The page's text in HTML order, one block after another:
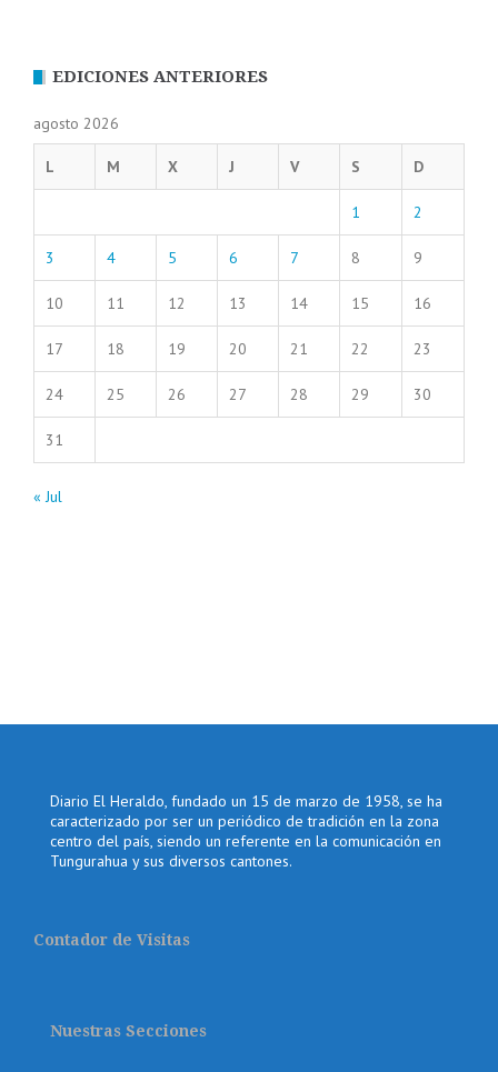
EDICIONES ANTERIORES
agosto 2026
L M X J V S D
1 2
3 4 5 6 7 8 9
10 11 12 13 14 15 16
17 18 19 20 21 22 23
24 25 26 27 28 29 30
31
« Jul
Diario El Heraldo, fundado un 15 de marzo de 1958, se ha
caracterizado por ser un periódico de tradición en la zona
centro del país, siendo un referente en la comunicación en
Tungurahua y sus diversos cantones.
Contador de Visitas
Nuestras Secciones